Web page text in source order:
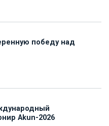
победу над
Akun-2026